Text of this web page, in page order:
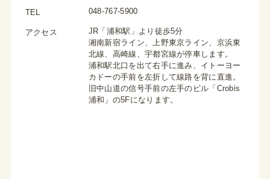
TEL 048-767-5900
アクセス
JR「浦和駅」より徒歩5分
湘南新宿ライン、上野東京ライン、京浜東
北線、高崎線、宇都宮線が停車します。
浦和駅北口を出て右手に進み、イトーヨー
カドーの手前を左折して線路を背に直進。
旧中山道の信号手前の左手のビル「Crobis
浦和」の5Fになります。